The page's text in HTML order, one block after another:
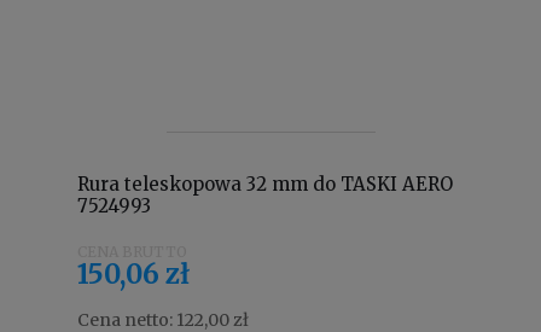
Rura teleskopowa 32 mm do TASKI AERO
7524993
150,06 zł
Cena netto: 122,00 zł